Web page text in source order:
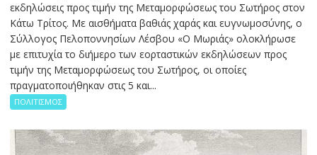
εκδηλώσεις προς τιμήν της Μεταμορφώσεως του Σωτήρος στον
Κάτω Τρίτος. Με αισθήματα βαθιάς χαράς και ευγνωμοσύνης, ο
Σύλλογος Πελοποννησίων Λέσβου «Ο Μωριάς» ολοκλήρωσε
με επιτυχία το διήμερο των εορταστικών εκδηλώσεων προς
τιμήν της Μεταμορφώσεως του Σωτήρος, οι οποίες
πραγματοποιήθηκαν στις 5 και...
ΠΟΛΙΤΙΣΜΟΣ